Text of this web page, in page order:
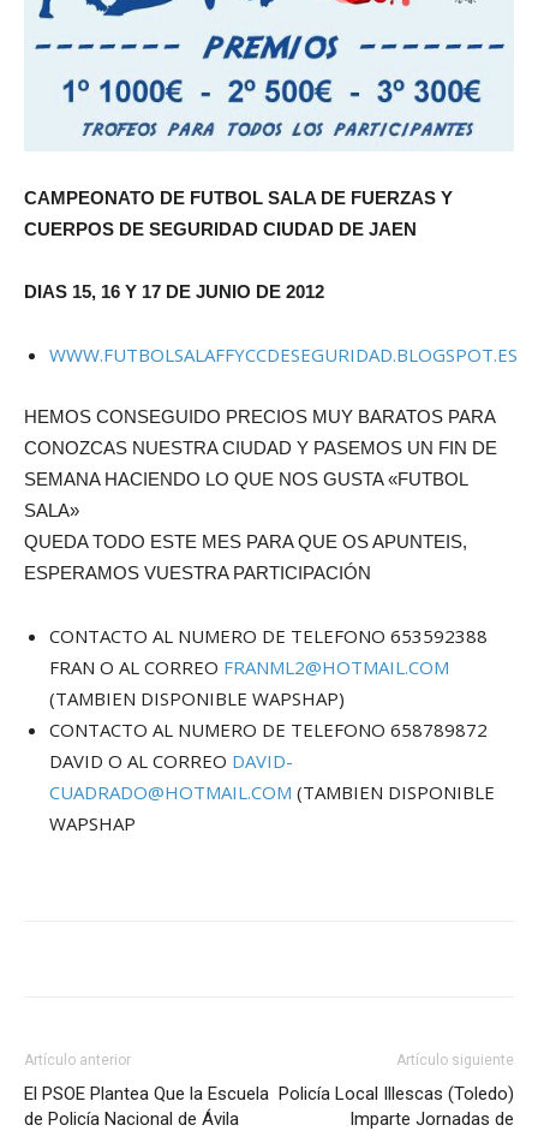
CAMPEONATO DE FUTBOL SALA DE FUERZAS Y
CUERPOS DE SEGURIDAD CIUDAD DE JAEN
DIAS 15, 16 Y 17 DE JUNIO DE 2012
WWW.FUTBOLSALAFFYCCDESEGURIDAD.BLOGSPOT.ES
HEMOS CONSEGUIDO PRECIOS MUY BARATOS PARA
CONOZCAS NUESTRA CIUDAD Y PASEMOS UN FIN DE
SEMANA HACIENDO LO QUE NOS GUSTA «FUTBOL
SALA»
QUEDA TODO ESTE MES PARA QUE OS APUNTEIS,
ESPERAMOS VUESTRA PARTICIPACIÓN
CONTACTO AL NUMERO DE TELEFONO 653592388
FRAN O AL CORREO FRANML2@HOTMAIL.COM
(TAMBIEN DISPONIBLE WAPSHAP)
CONTACTO AL NUMERO DE TELEFONO 658789872
DAVID O AL CORREO DAVID-
CUADRADO@HOTMAIL.COM (TAMBIEN DISPONIBLE
WAPSHAP
Artículo anterior
El PSOE Plantea Que la Escuela
de Policía Nacional de Ávila
Artículo siguiente
Policía Local Illescas (Toledo)
Imparte Jornadas de